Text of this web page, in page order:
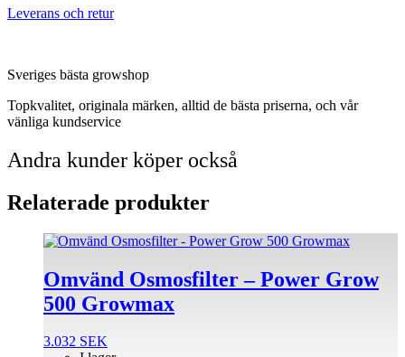
Leverans och retur
Sveriges bästa growshop
Topkvalitet, originala märken, alltid de bästa priserna, och vår
vänliga kundservice
Andra kunder köper också
Relaterade produkter
Omvänd Osmosfilter – Power Grow
500 Growmax
3.032 SEK